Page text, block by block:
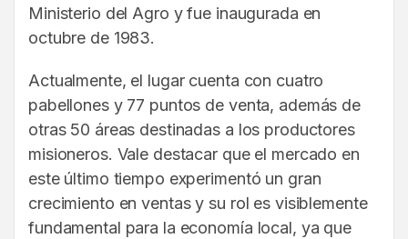
Ministerio del Agro y fue inaugurada en
octubre de 1983.
Actualmente, el lugar cuenta con cuatro
pabellones y 77 puntos de venta, además de
otras 50 áreas destinadas a los productores
misioneros. Vale destacar que el mercado en
este último tiempo experimentó un gran
crecimiento en ventas y su rol es visiblemente
fundamental para la economía local, ya que